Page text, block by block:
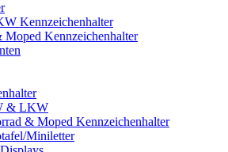
Kennzeichenhalter
Moped Kennzeichenhalter
& LKW
& Moped Kennzeichenhalter
Miniletter